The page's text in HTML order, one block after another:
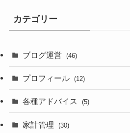
カテゴリー
ブログ運営 (46)
プロフィール (12)
各種アドバイス (5)
家計管理 (30)